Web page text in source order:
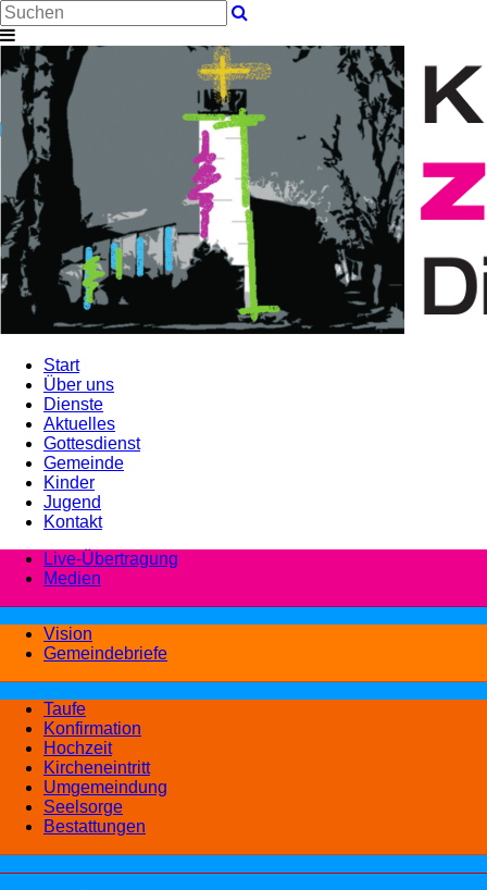
Start
Über uns
Dienste
Aktuelles
Gottesdienst
Gemeinde
Kinder
Jugend
Kontakt
Live-Übertragung
Medien
Vision
Gemeindebriefe
Taufe
Konfirmation
Hochzeit
Kircheneintritt
Umgemeindung
Seelsorge
Bestattungen